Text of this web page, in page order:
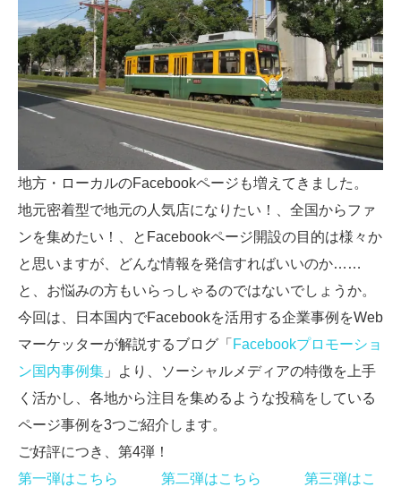
地方・ローカルのFacebookページも増えてきました。
地元密着型で地元の人気店になりたい！、全国からファ
ンを集めたい！、とFacebookページ開設の目的は様々か
と思いますが、どんな情報を発信すればいいのか……
と、お悩みの方もいらっしゃるのではないでしょうか。
今回は、日本国内でFacebookを活用する企業事例をWeb
マーケッターが解説するブログ「 Facebookプロモーショ
ン国内事例集 」より、ソーシャルメディアの特徴を上手
く活かし、各地から注目を集めるような投稿をしている
ページ事例を3つご紹介します。
ご好評につき、第4弾！
第一弾はこちら
第二弾はこちら
第三弾はこ